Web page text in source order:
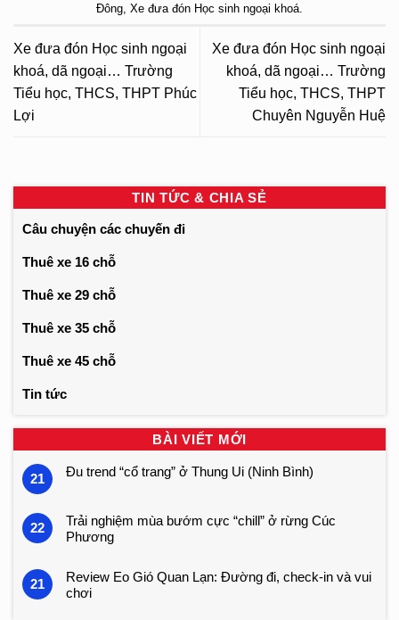
Đông Xe đưa đón Học sinh ngoại khoá
Xe đưa đón Học sinh ngoại
khoá, dã ngoại… Trường
Tiểu học, THCS, THPT Phúc
Lợi
Xe đưa đón Học sinh ngoại
khoá, dã ngoại… Trường
Tiểu học, THCS, THPT
Chuyên Nguyễn Huệ
TIN TỨC & CHIA SẺ
Câu chuyện các chuyến đi
Thuê xe 16 chỗ
Thuê xe 29 chỗ
Thuê xe 35 chỗ
Thuê xe 45 chỗ
Tin tức
BÀI VIẾT MỚI
21 Đu trend “cổ trang” ở Thung Ui (Ninh Bình)
22
Trải nghiệm mùa bướm cực “chill” ở rừng Cúc
Phương
21
Review Eo Gió Quan Lạn: Đường đi, check-in và vui
chơi